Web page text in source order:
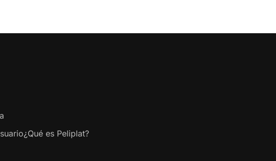
¿Qué es Peliplat?